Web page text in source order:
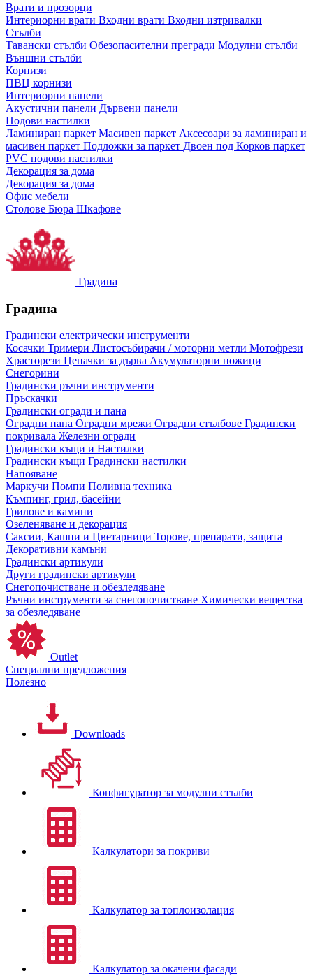
Врати и прозорци
Интериорни врати Входни врати Входни изтривалки
Стълби
Тавански стълби Обезопасителни прегради Модулни стълби
Външни стълби
Корнизи
ПВЦ корнизи
Интериорни панели
Акустични панели Дървени панели
Подови настилки
Ламиниран паркет Масивен паркет Аксесоари за ламиниран и
масивен паркет Подложки за паркет Двоен под Корков паркет
PVC подови настилки
Декорация за дома
Декорация за дома
Офис мебели
Столове Бюра Шкафове
Градина
Градина
Градински електрически инструменти
Косачки Тримери Листосъбирачи / моторни метли Мотофрези
Храсторези Цепачки за дърва Акумулаторни ножици
Снегорини
Градински ръчни инструменти
Пръскачки
Градински огради и пана
Оградни пана Оградни мрежи Оградни стълбове Градински
покривала Железни огради
Градински къщи и Настилки
Градински къщи Градински настилки
Напояване
Маркучи Помпи Поливна техника
Къмпинг, грил, басейни
Грилове и камини
Озеленяване и декорация
Саксии, Кашпи и Цветарници Торове, препарати, защита
Декоративни камъни
Градински артикули
Други градински артикули
Снегопочистване и обезледяване
Ръчни инструменти за снегопочистване Химически вещества
за обезледяване
Outlet
Специални предложения
Полезно
Downloads
Конфигуратор за модулни стълби
Калкулатори за покриви
Калкулатор за топлоизолация
Калкулатор за окачени фасади